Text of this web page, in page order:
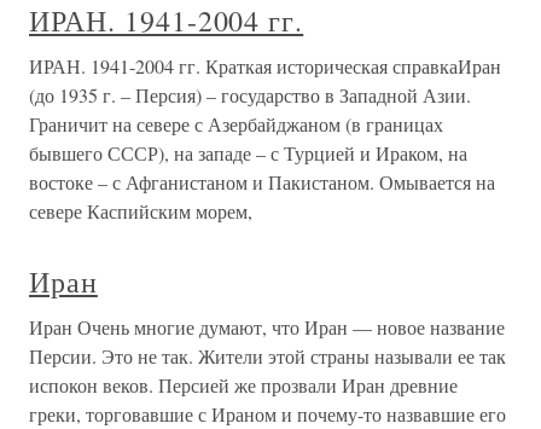
ИРАН. 1941-2004 гг.
ИРАН. 1941-2004 гг. Краткая историческая справкаИран
(до 1935 г. – Персия) – государство в Западной Азии.
Граничит на севере с Азербайджаном (в границах
бывшего СССР), на западе – с Турцией и Ираком, на
востоке – с Афганистаном и Пакистаном. Омывается на
севере Каспийским морем,
Иран
Иран Очень многие думают, что Иран — новое название
Персии. Это не так. Жители этой страны называли ее так
испокон веков. Персией же прозвали Иран древние
греки, торговавшие с Ираном и почему-то назвавшие его